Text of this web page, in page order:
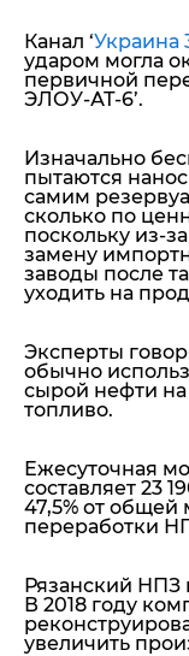
Канал ‘Украина
ударом могла
первичной
ЭЛОУ-АТ-6’.
Изначально
пытаются
самим
сколько по
поскольку из-
замену
заводы после
уходить на
Эксперты
обычно
сырой нефти
топливо.
Ежесуточная
составляет 23
47,5% от
переработки
Рязанский НПЗ
В 2018 году
увеличить